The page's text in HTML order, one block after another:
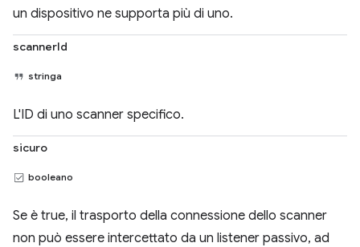
un dispositivo ne supporta più di uno.
scannerId
stringa
L'ID di uno scanner specifico.
sicuro
booleano
Se è true, il trasporto della connessione dello scanner
non può essere intercettato da un listener passivo, ad